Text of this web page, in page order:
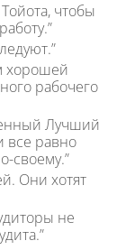
чтобы
хорошей
рабочего
Лучший
все равно
своему.”
Они хотят
не